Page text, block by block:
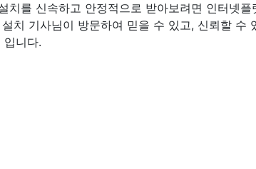
를 신속하고 안정적으로 받아보려면 인터넷
치 기사님이 방문하여 믿을 수 있고, 신뢰할
니다.